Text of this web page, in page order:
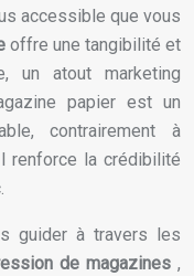
accessible que vous
offre une tangibilité et
un atout marketing
papier est un
contrairement à
renforce la crédibilité
guider à travers les
de magazines ,